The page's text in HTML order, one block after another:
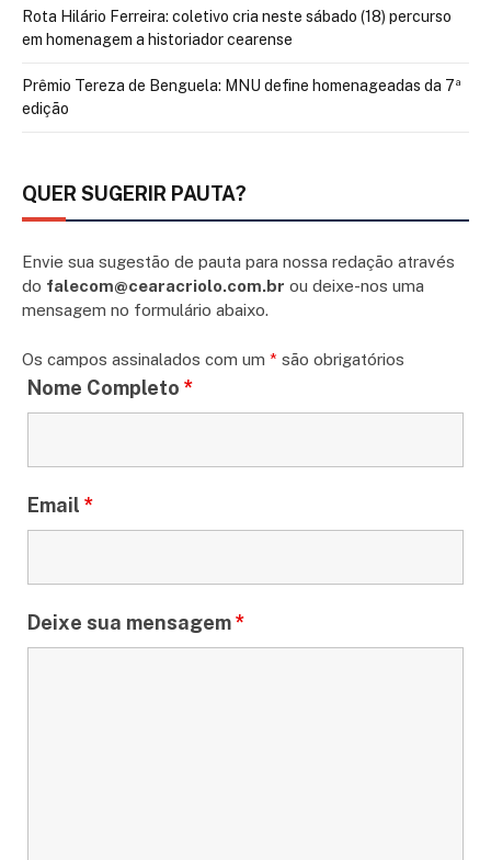
Rota Hilário Ferreira: coletivo cria neste sábado (18) percurso
em homenagem a historiador cearense
Prêmio Tereza de Benguela: MNU define homenageadas da 7ª
edição
QUER SUGERIR PAUTA?
Envie sua sugestão de pauta para nossa redação através
do falecom@cearacriolo.com.br ou deixe-nos uma
mensagem no formulário abaixo.
Os campos assinalados com um * são obrigatórios
Nome Completo *
Email *
Deixe sua mensagem*